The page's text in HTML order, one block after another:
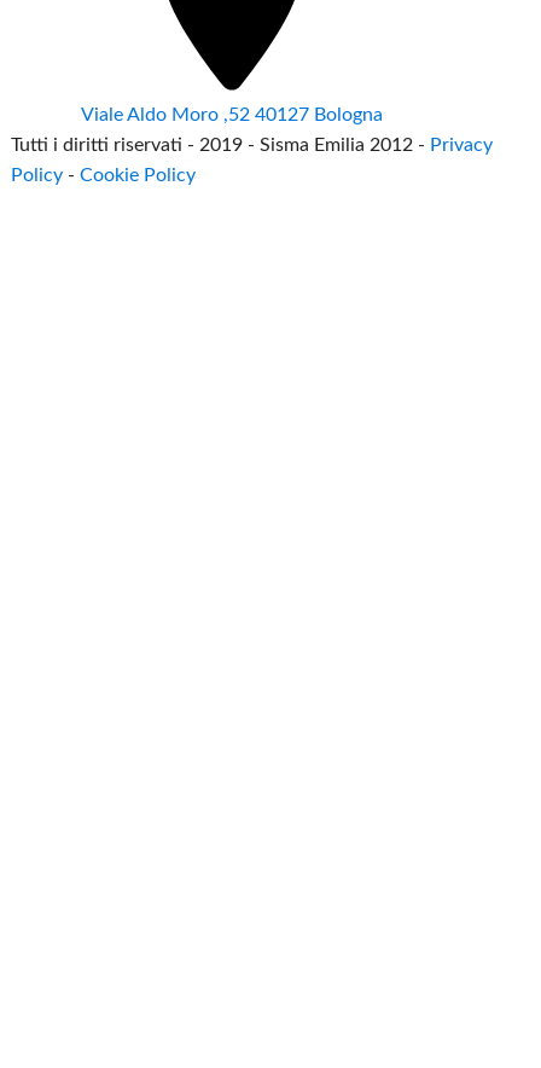
Viale Aldo Moro ,52 40127 Bologna
Tutti i diritti riservati - 2019 - Sisma Emilia 2012 - Privacy
Policy -Cookie Policy